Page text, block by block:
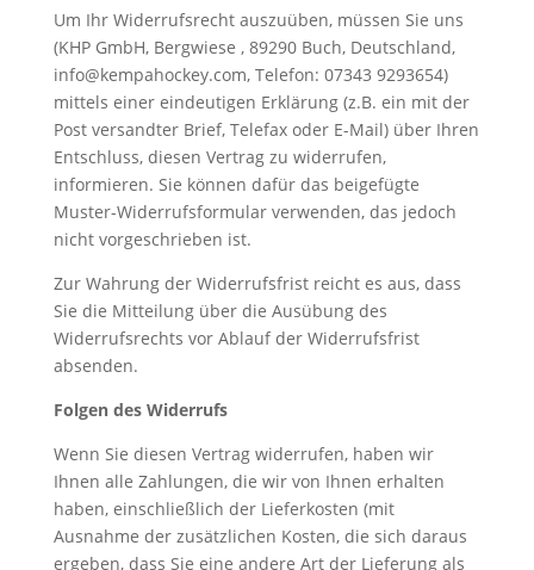
Um Ihr Widerrufsrecht auszuüben, müssen Sie uns
(KHP GmbH, Bergwiese , 89290 Buch, Deutschland,
moc.y
ekcoh
apmek
@ofni
, Telefon: 07343 9293654)
mittels einer eindeutigen Erklärung (z.B. ein mit der
Post versandter Brief, Telefax oder E-Mail) über Ihren
Entschluss, diesen Vertrag zu widerrufen,
informieren. Sie können dafür das beigefügte
Muster-Widerrufsformular verwenden, das jedoch
nicht vorgeschrieben ist.
Zur Wahrung der Widerrufsfrist reicht es aus, dass
Sie die Mitteilung über die Ausübung des
Widerrufsrechts vor Ablauf der Widerrufsfrist
absenden.
Folgen des Widerrufs
Wenn Sie diesen Vertrag widerrufen, haben wir
Ihnen alle Zahlungen, die wir von Ihnen erhalten
haben, einschließlich der Lieferkosten (mit
Ausnahme der zusätzlichen Kosten, die sich daraus
ergeben, dass Sie eine andere Art der Lieferung als